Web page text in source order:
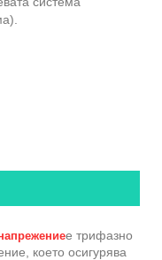
е трифазно
което осигурява